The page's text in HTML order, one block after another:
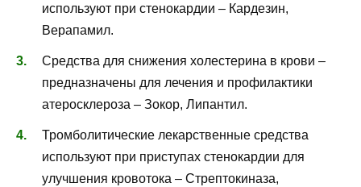
используют при стенокардии – Кардезин,
Верапамил.
Средства для снижения холестерина в крови –
предназначены для лечения и профилактики
атеросклероза – Зокор, Липантил.
Тромболитические лекарственные средства
используют при приступах стенокардии для
улучшения кровотока – Стрептокиназа,